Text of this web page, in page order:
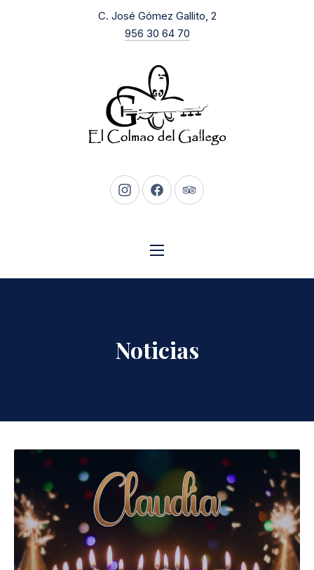
C. José Gómez Gallito, 2New Window
956 30 64 70
New Window
New WindowNew Window
NAVIGATION
Noticias